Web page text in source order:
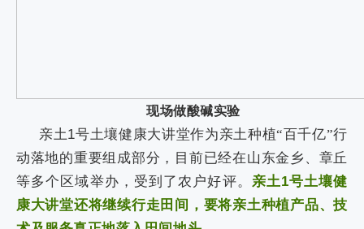
现场做酸碱实验
亲土1号土壤健康大讲堂作为亲土种植“百千亿”行
动落地的重要组成部分，目前已经在山东金乡、章丘
等多个区域举办，受到了农户好评。 亲土1号土壤健
康大讲堂还将继续行走田间，要将亲土种植产品、技